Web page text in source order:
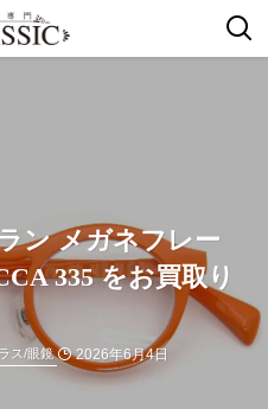
ン メガネフレー
335 をお買取り
ス/眼鏡 2026年6月4日